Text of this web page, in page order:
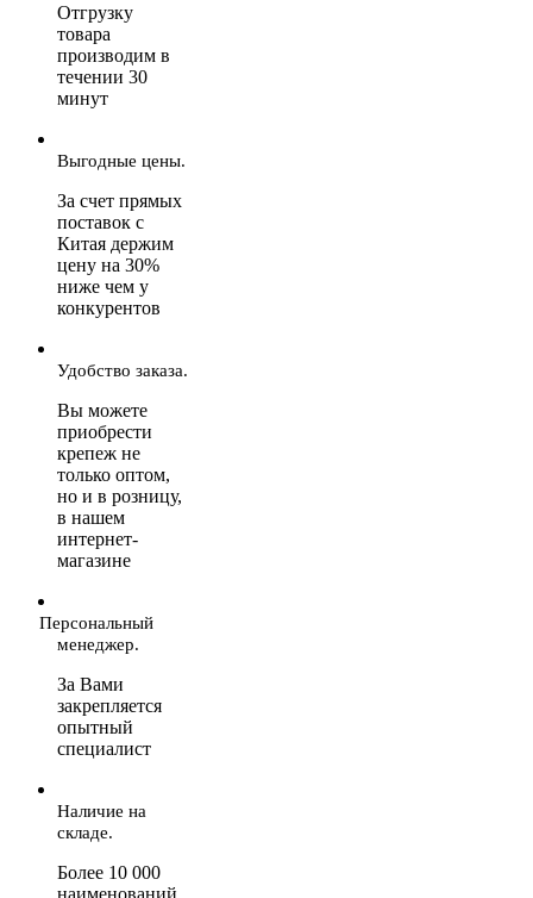
Отгрузку
товара
производим в
течении 30
минут
Выгодные цены.
За счет прямых
поставок с
Китая держим
цену на 30%
ниже чем у
конкурентов
Удобство заказа.
Вы можете
приобрести
крепеж не
только оптом,
но и в розницу,
в нашем
интернет-
магазине
Персональный
менеджер.
За Вами
закрепляется
опытный
специалист
Наличие на
складе.
Более 10 000
наименований